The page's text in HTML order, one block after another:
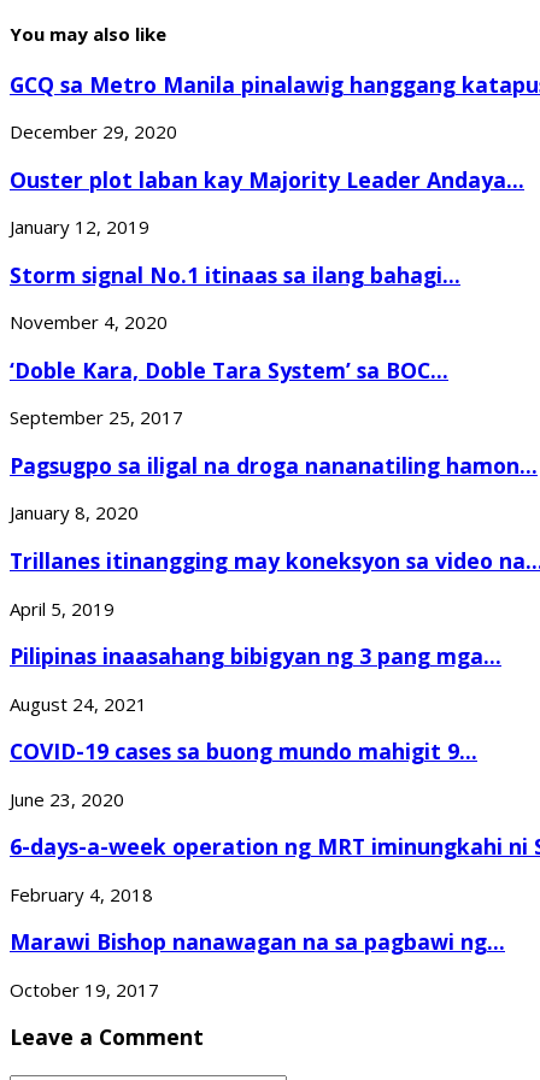
You may also like
GCQ sa Metro Manila pinalawig hanggang
December 29, 2020
Ouster plot laban kay Majority Leader Andaya...
January 12, 2019
Storm signal No.1 itinaas sa ilang bahagi...
November 4, 2020
‘Doble Kara, Doble Tara System’ sa BOC...
September 25, 2017
Pagsugpo sa iligal na droga nananatiling hamon...
January 8, 2020
Trillanes itinangging may koneksyon sa video
April 5, 2019
Pilipinas inaasahang bibigyan ng 3 pang mga...
August 24, 2021
COVID-19 cases sa buong mundo mahigit 9...
June 23, 2020
6-days-a-week operation ng MRT iminungkahi ni
February 4, 2018
Marawi Bishop nanawagan na sa pagbawi ng...
October 19, 2017
Leave a Comment